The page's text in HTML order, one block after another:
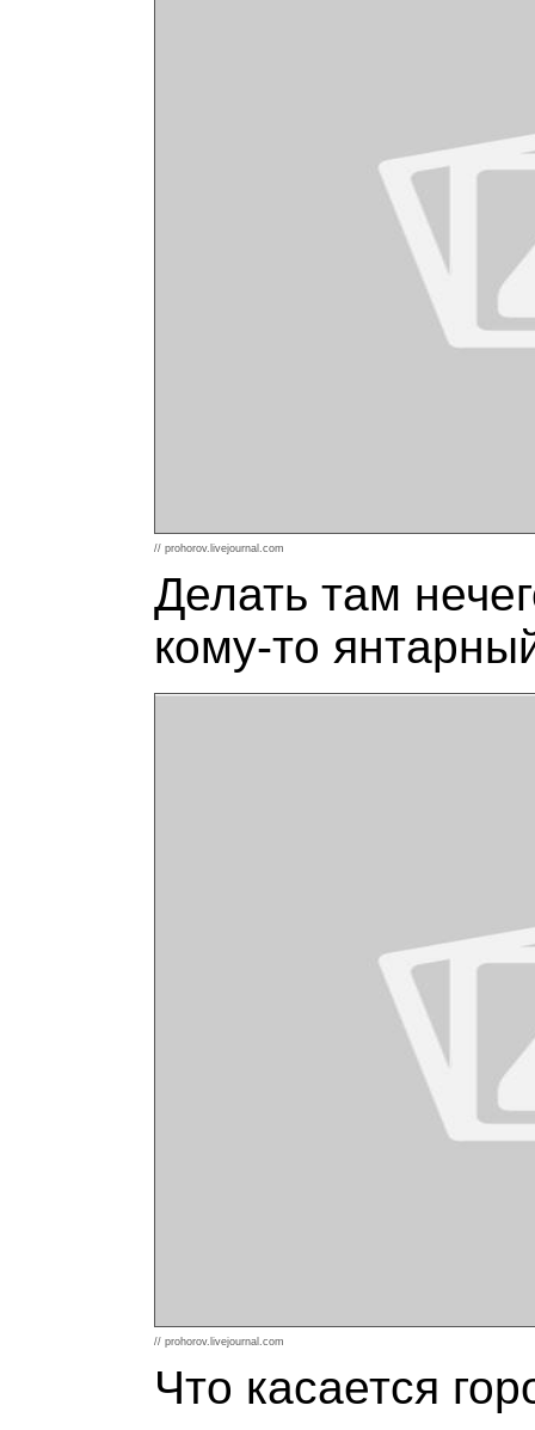
// prohorov.livejournal.com
Делать там
кому-то
// prohorov.livejournal.com
Что касается